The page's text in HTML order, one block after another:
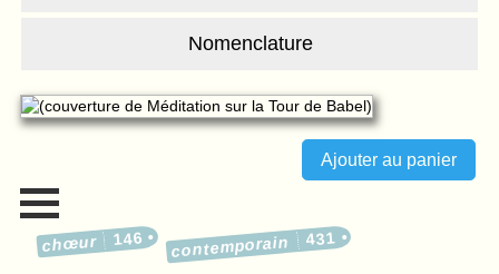
Nomenclature
chœur 146 contemporain 431